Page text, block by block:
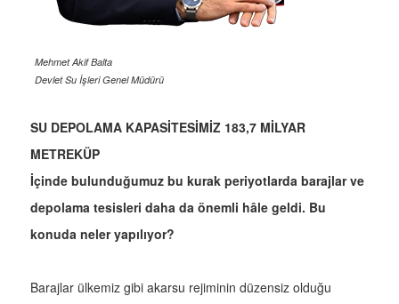
Mehmet Akif Balta
Devlet Su İşleri Genel Müdürü
SU DEPOLAMA KAPASİTESİMİZ 183,7 MİLYAR
METREKÜP
İçinde bulunduğumuz bu kurak periyotlarda barajlar ve
depolama tesisleri daha da önemli hâle geldi. Bu
konuda neler yapılıyor?
Barajlar ülkemiz gibi akarsu rejiminin düzensiz olduğu